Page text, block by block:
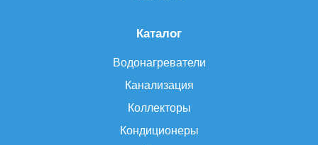
Каталог
Водонагреватели
Канализация
Коллекторы
Кондиционеры